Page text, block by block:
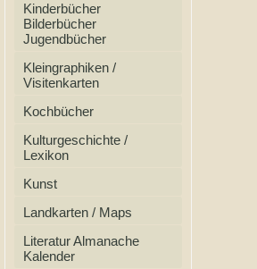
Kinderbücher
Bilderbücher
Jugendbücher
Kleingraphiken /
Visitenkarten
Kochbücher
Kulturgeschichte /
Lexikon
Kunst
Landkarten / Maps
Literatur Almanache
Kalender